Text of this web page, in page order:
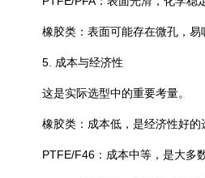
橡胶类‌：表面可能存在微孔，
5. ‌成本与经济性‌
这是实际选型中的重要考量。
橡胶类‌：成本低，是经济性好
‌PTFE/F46‌：成本中等，是大多